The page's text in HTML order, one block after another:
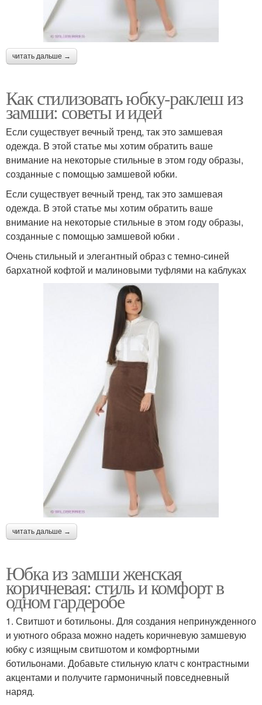
читать дальше →
Как стилизовать юбку-раклеш из
замши: советы и идеи
Если существует вечный тренд, так это замшевая
одежда. В этой статье мы хотим обратить ваше
внимание на некоторые стильные в этом году образы,
созданные с помощью замшевой юбки.
Если существует вечный тренд, так это замшевая
одежда. В этой статье мы хотим обратить ваше
внимание на некоторые стильные в этом году образы,
созданные с помощью замшевой юбки .
Очень стильный и элегантный образ с темно-синей
бархатной кофтой и малиновыми туфлями на каблуках
читать дальше →
Юбка из замши женская
коричневая: стиль и комфорт в
одном гардеробе
1. Свитшот и ботильоны. Для создания непринужденного
и уютного образа можно надеть коричневую замшевую
юбку с изящным свитшотом и комфортными
ботильонами. Добавьте стильную клатч с контрастными
акцентами и получите гармоничный повседневный
наряд.